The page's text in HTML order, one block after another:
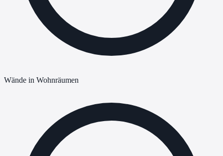
Wände in Wohnräumen